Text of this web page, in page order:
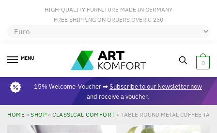
HIGH-QUALITY FURNITURE MADE IN GERMANY
FREE SHIPPING ON ORDERS OVER € 250
MENU
0
15% Welcome-Voucher ➡Subscribe to our Newsletter now
and receive a voucher.
HOME » SHOP » CLASSICAL COMFORT » TABLE ROUND METAL COFFEE